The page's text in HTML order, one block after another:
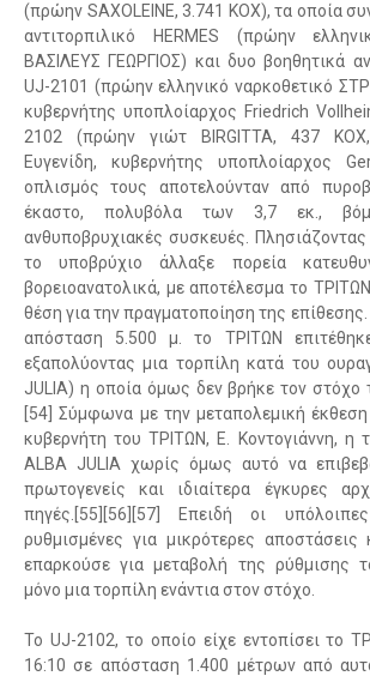
(πρώην SAXOLEINE, 3.741 ΚΟΧ), τα οποία
αντιτορπιλικό HERMES (πρώην
ΒΑΣΙΛΕΥΣ ΓΕΩΡΓΙΟΣ) και δυο βοηθητικά
UJ-2101 (πρώην ελληνικό ναρκοθετικό
κυβερνήτης υποπλοίαρχος Friedrich
2102 (πρώην γιώτ BIRGITTA, 437
Ευγενίδη, κυβερνήτης υποπλοίαρχος
οπλισμός τους αποτελούνταν από
έκαστο, πολυβόλα των 3,7 εκ.,
ανθυποβρυχιακές συσκευές.
το υποβρύχιο άλλαξε πορεία
βορειοανατολικά, με αποτέλεσμα το
θέση για την πραγματοποίηση της
απόσταση 5.500 μ. το ΤΡΙΤΩΝ
εξαπολύοντας μια τορπίλη κατά του
JULIA) η οποία όμως δεν βρήκε τον στόχο
[54] Σύμφωνα με την μεταπολεμική
κυβερνήτη του ΤΡΙΤΩΝ, Ε. Κοντογιάννη, η
ALBA JULIA χωρίς όμως αυτό να
πρωτογενείς και ιδιαίτερα έγκυρες
πηγές.[55][56][57] Επειδή οι
ρυθμισμένες για μικρότερες
επαρκούσε για μεταβολή της ρύθμισης
μόνο μια τορπίλη ενάντια στον στόχο.
Το UJ-2102, το οποίο είχε εντοπίσει το
16:10 σε απόσταση 1.400 μέτρων από